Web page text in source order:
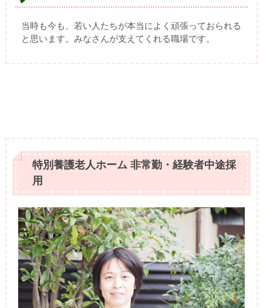
当時も今も、若い人たちが本当によく頑張っておられる
と思います。みなさんが支えてくれる職場です。
特別養護老人ホーム 非常勤・経験者中途採
用